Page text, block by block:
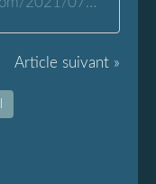
Article suivant »